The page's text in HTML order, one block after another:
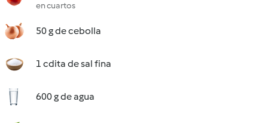
en cuartos
50 g de cebolla
1 cdita de sal fina
600 g de agua